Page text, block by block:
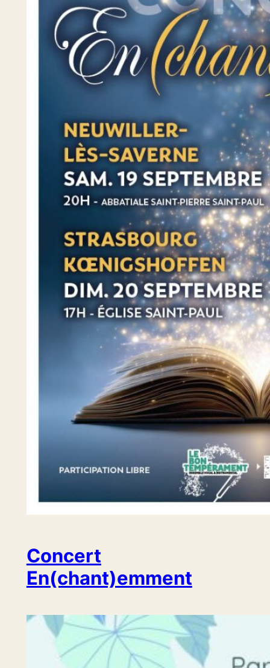
Concert
En(chant)emment